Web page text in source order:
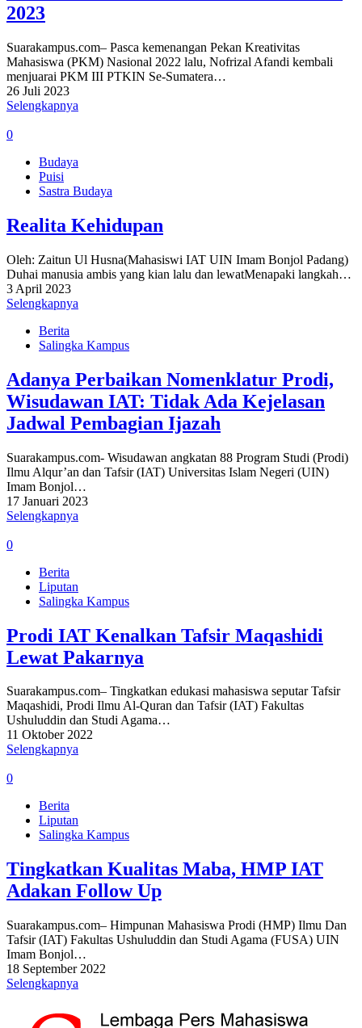
2023
Suarakampus.com– Pasca kemenangan Pekan Kreativitas
Mahasiswa (PKM) Nasional 2022 lalu, Nofrizal Afandi kembali
menjuarai PKM III PTKIN Se-Sumatera…
26 Juli 2023
Selengkapnya
0
Budaya
Puisi
Sastra Budaya
Realita Kehidupan
Oleh: Zaitun Ul Husna(Mahasiswi IAT UIN Imam Bonjol Padang)
Duhai manusia ambis yang kian lalu dan lewatMenapaki langkah…
3 April 2023
Selengkapnya
Berita
Salingka Kampus
Adanya Perbaikan Nomenklatur Prodi,
Wisudawan IAT: Tidak Ada Kejelasan
Jadwal Pembagian Ijazah
Suarakampus.com- Wisudawan angkatan 88 Program Studi (Prodi)
Ilmu Alqur’an dan Tafsir (IAT) Universitas Islam Negeri (UIN)
Imam Bonjol…
17 Januari 2023
Selengkapnya
0
Berita
Liputan
Salingka Kampus
Prodi IAT Kenalkan Tafsir Maqashidi
Lewat Pakarnya
Suarakampus.com– Tingkatkan edukasi mahasiswa seputar Tafsir
Maqashidi, Prodi Ilmu Al-Quran dan Tafsir (IAT) Fakultas
Ushuluddin dan Studi Agama…
11 Oktober 2022
Selengkapnya
0
Berita
Liputan
Salingka Kampus
Tingkatkan Kualitas Maba, HMP IAT
Adakan Follow Up
Suarakampus.com– Himpunan Mahasiswa Prodi (HMP) Ilmu Dan
Tafsir (IAT) Fakultas Ushuluddin dan Studi Agama (FUSA) UIN
Imam Bonjol…
18 September 2022
Selengkapnya